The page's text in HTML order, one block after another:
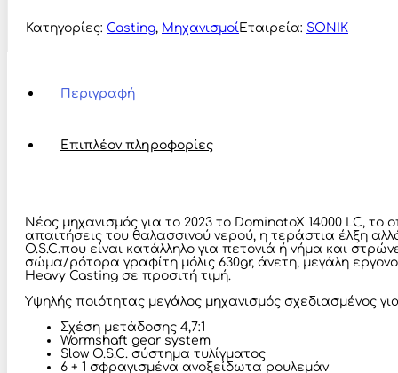
LC
ποσότητα
Κατηγορίες: Casting, Μηχανισμοί Εταιρεία: SONIK
Περιγραφή
Επιπλέον πληροφορίες
Νέος μηχανισμός για το 2023 το DominatoX 14000 LC,
απαιτήσεις του θαλασσινού νερού, η τεράστια έλξη
O.S.C.που είναι κατάλληλο για πετονιά ή νήμα και
σώμα/ρότορα γραφίτη μόλις 630gr, άνετη, μεγάλη
Heavy Casting σε προσιτή τιμή.
Υψηλής ποιότητας μεγάλος μηχανισμός σχεδιασμένος
Σχέση μετάδοσης 4,7:1
Wormshaft gear system
Slow O.S.C. σύστημα τυλίγματος
6 + 1 σφραγισμένα ανοξείδωτα ρουλεμάν